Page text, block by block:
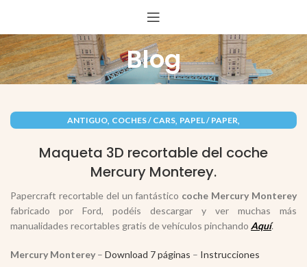
Blog
ANTIGUO, COCHES / CARS, PAPEL / PAPER,
Maqueta 3D recortable del coche
Mercury Monterey.
Papercraft recortable del un fantástico coche Mercury Monterey
fabricado por Ford, podéis descargar y ver muchas más
manualidades recortables gratis de vehículos pinchando Aquí.
Mercury Monterey – Download 7 páginas – Instrucciones